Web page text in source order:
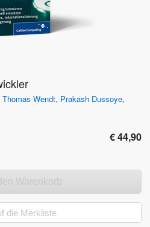
Thomas Wendt, Prakash Dussoye,
€ 44,90
Warenkorb
die Merkliste